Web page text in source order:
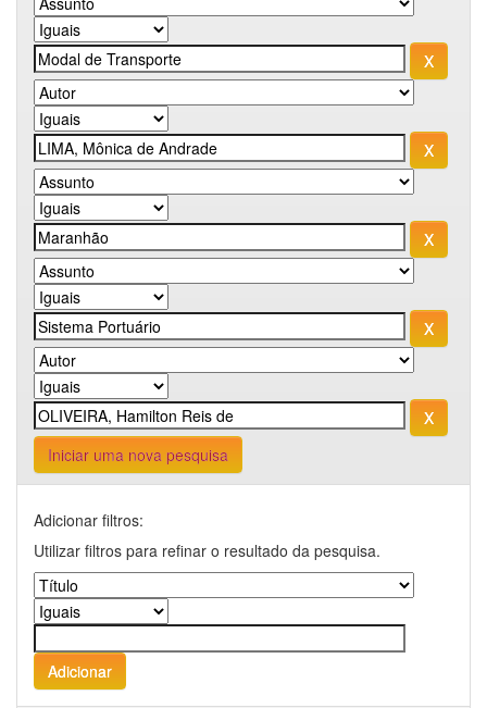
Iniciar uma nova pesquisa
Adicionar filtros:
Utilizar filtros para refinar o resultado da pesquisa.